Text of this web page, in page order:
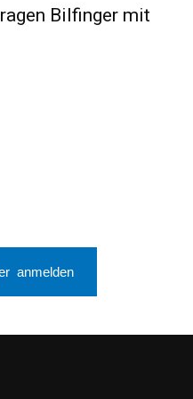
Bilfinger mit
anmelden